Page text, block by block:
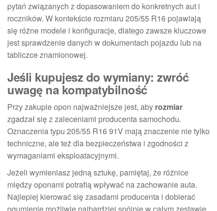
pytań związanych z dopasowaniem do konkretnych aut i
roczników. W kontekście rozmiaru 205/55 R16 pojawiają
się różne modele i konfiguracje, dlatego zawsze kluczowe
jest sprawdzenie danych w dokumentach pojazdu lub na
tabliczce znamionowej.
Jeśli kupujesz do wymiany: zwróć
uwagę na kompatybilność
Przy zakupie opon najważniejsze jest, aby rozmiar
zgadzał się z zaleceniami producenta samochodu.
Oznaczenia typu 205/55 R16 91V mają znaczenie nie tylko
techniczne, ale też dla bezpieczeństwa i zgodności z
wymaganiami eksploatacyjnymi.
Jeżeli wymieniasz jedną sztukę, pamiętaj, że różnice
między oponami potrafią wpływać na zachowanie auta.
Najlepiej kierować się zasadami producenta i dobierać